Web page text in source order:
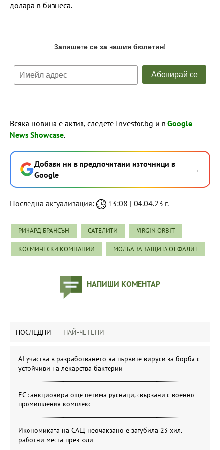
долара в бизнеса.
Всяка новина е актив, следете Investor.bg и в Google
News Showcase.
Добави ни в предпочитани източници в
Google
→
Последна актуализация: 13:08 | 04.04.23 г.
РИЧАРД БРАНСЪН САТЕЛИТИ VIRGIN ORBIT
КОСМИЧЕСКИ КОМПАНИИ МОЛБА ЗА ЗАЩИТА ОТ ФАЛИТ
НАПИШИ КОМЕНТАР
ПОСЛЕДНИ НАЙ-ЧЕТЕНИ
AI участва в разработването на първите вируси за борба с
устойчиви на лекарства бактерии
ЕС санкционира още петима руснаци, свързани с военно-
промишления комплекс
Икономиката на САЩ неочаквано е загубила 23 хил.
работни места през юли